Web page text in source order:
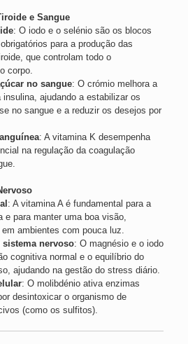
e Sangue
: O iodo e o selénio são os blocos
para a produção das
que controlam todo o
corpo.
no sangue: O crómio melhora a
insulina, ajudando a estabilizar os
no sangue e a reduzir os desejos por
: A vitamina K desempenha
na regulação da coagulação
: A vitamina A é fundamental para a
e para manter uma boa visão,
ambientes com pouca luz.
sistema nervoso: O magnésio e o iodo
cognitiva normal e o equilíbrio do
ajudando na gestão do stress diário.
: O molibdénio ativa enzimas
desintoxicar o organismo de
(como os sulfitos).